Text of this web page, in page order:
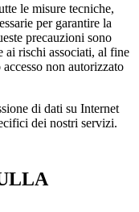
le misure tecniche,
per garantire la
precauzioni sono
ai rischi associati, al fine
non autorizzato
di dati su Internet
dei nostri servizi.